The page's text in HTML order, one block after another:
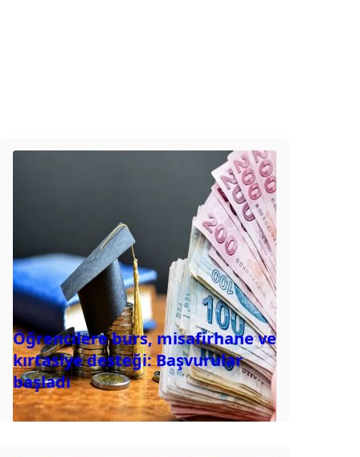
Öğrencilere burs, misafirhane ve
kırtasiye desteği: Başvurular
başladı